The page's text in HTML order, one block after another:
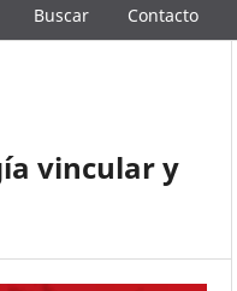
Buscar Contacto
vincular y